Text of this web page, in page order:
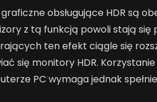
obsługujące HDR są
z tą funkcją powoli stają się
ten efekt ciągle się
się monitory HDR.
PC wymaga jednak